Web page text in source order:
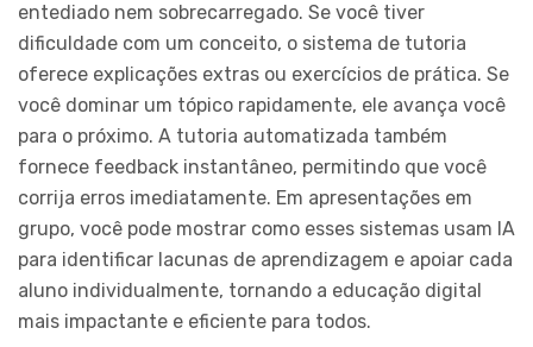
entediado nem sobrecarregado. Se você tiver
dificuldade com um conceito, o sistema de tutoria
oferece explicações extras ou exercícios de prática. Se
você dominar um tópico rapidamente, ele avança você
para o próximo. A tutoria automatizada também
fornece feedback instantâneo, permitindo que você
corrija erros imediatamente. Em apresentações em
grupo, você pode mostrar como esses sistemas usam IA
para identificar lacunas de aprendizagem e apoiar cada
aluno individualmente, tornando a educação digital
mais impactante e eficiente para todos.